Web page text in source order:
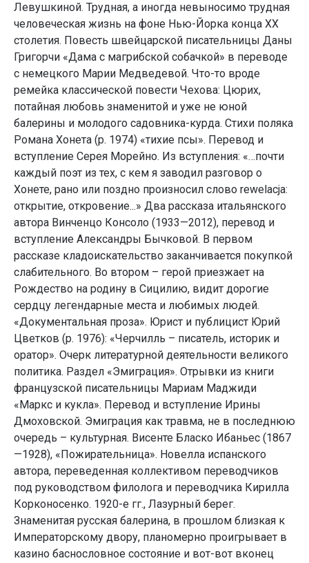
Левушкиной. Трудная, а иногда невыносимо трудная
человеческая жизнь на фоне Нью-Йорка конца ХХ
столетия. Повесть швейцарской писательницы Даны
Григорчи «Дама с магрибской собачкой» в переводе
с немецкого Марии Медведевой. Что-то вроде
ремейка классической повести Чехова: Цюрих,
потайная любовь знаменитой и уже не юной
балерины и молодого садовника-курда. Стихи поляка
Романа Хонета (р. 1974) «тихие псы». Перевод и
вступление Серея Морейно. Из вступления: «…почти
каждый поэт из тех, с кем я заводил разговор о
Хонете, рано или поздно произносил слово rewelacja:
открытие, откровение...» Два рассказа итальянского
автора Винченцо Консоло (1933—2012), перевод и
вступление Александры Бычковой. В первом
рассказе кладоискательство заканчивается покупкой
слабительного. Во втором – герой приезжает на
Рождество на родину в Сицилию, видит дорогие
сердцу легендарные места и любимых людей.
«Документальная проза». Юрист и публицист Юрий
Цветков (р. 1976): «Черчилль – писатель, историк и
оратор». Очерк литературной деятельности великого
политика. Раздел «Эмиграция». Отрывки из книги
французской писательницы Мариам Маджиди
«Маркс и кукла». Перевод и вступление Ирины
Дмоховской. Эмиграция как травма, не в последнюю
очередь – культурная. Висенте Бласко Ибаньес (1867
—1928), «Пожирательница». Новелла испанского
автора, переведенная коллективом переводчиков
под руководством филолога и переводчика Кирилла
Корконосенко. 1920-е гг., Лазурный берег.
Знаменитая русская балерина, в прошлом близкая к
Императорскому двору, планомерно проигрывает в
казино баснословное состояние и вот-вот вконец